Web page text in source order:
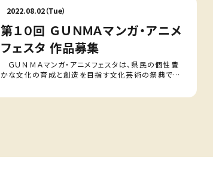
2022.08.02（Tue）
第１０回 ＧＵＮＭＡマンガ・アニメ
フェスタ 作品募集
ＧＵＮＭＡマンガ・アニメフェスタは、県民の個性豊
かな文化の育成と創造を目指す文化芸術の祭典であ